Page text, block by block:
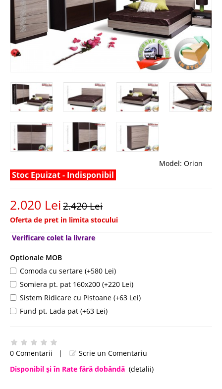
Model: Orion
Stoc Epuizat - Indisponibil
2.020 Lei2.420 Lei
Oferta de pret in limita stocului
Verificare colet la livrare
Optionale MOB
Comoda cu sertare (+580 Lei)
Somiera pt. pat 160x200 (+220 Lei)
Sistem Ridicare cu Pistoane (+63 Lei)
Fund pt. Lada pat (+63 Lei)
0 Comentarii |
Scrie un Comentariu
Disponibil şi în Rate fără dobândă (detalii)